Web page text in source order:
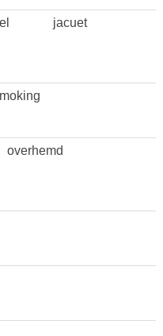
jacuet
overhemd